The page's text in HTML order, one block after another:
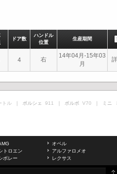
ドア数
ハンドル
位置
生産期間
4 右
14年04月-15年03
月
トル ｜ ポルシェ 911 ｜ ボルボ V70 ｜ ミニ
オペル
トロエン
アルファロメオ
ボレー レクサス